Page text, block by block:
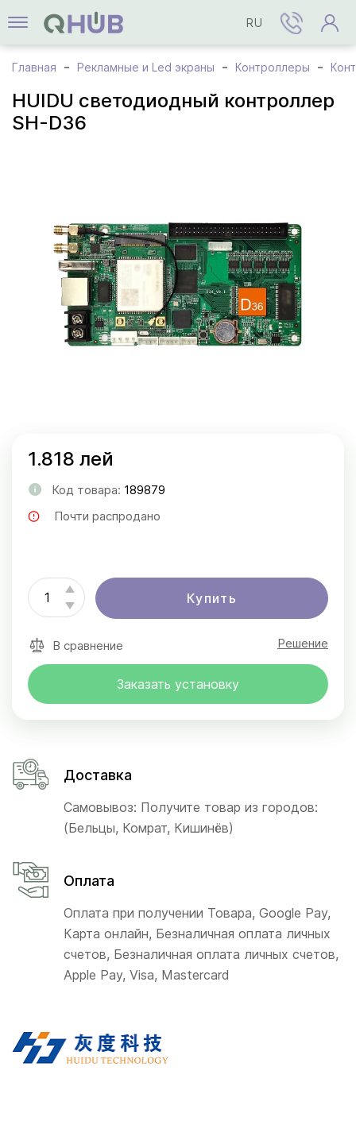
RU
Главная Рекламные и Led экраны Контроллеры
HUIDU светодиодный контроллер
SH-D36
1.818 лей
Код товара: 189879
Почти распродано
Купить
В сравнение Решение
Заказать установку
Доставка
Самовывоз: Получите товар из городов:
(Бельцы, Комрат, Кишинёв)
Оплата
Оплата при получении Товара, Google Pay,
Карта онлайн, Безналичная оплата личных
счетов, Безналичная оплата личных счетов,
Apple Pay, Visa, Mastercard